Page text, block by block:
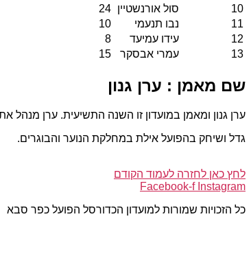
10
סול אורנשטיין 24
11
נבו תנעמי
10
12
עידו עמיעד
8
13
עמרי אבסקר 15
שם מאמן : ערן גנון
ערן גנון ומאמן במועדון זו השנה התשיעית. ערן
גדל ושיחק בהפועל אילת במחלקת הנוער והבוגרים.
לחץ כאן לחזרה לעמוד הקודם
Facebook-f Instagram
כל הזכויות שמורות למועדון הכדורסל הפועל כפר סבא